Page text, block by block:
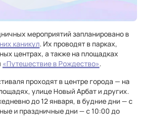
мероприятий запланировано в
каникул. Их проводят в парках,
центрах, а также на площадках
«Путешествие в Рождество».
проходят в центре города — на
улице Новый Арбат и других.
до 12 января, в будние дни — с
и праздничные дни — с 10:00 до